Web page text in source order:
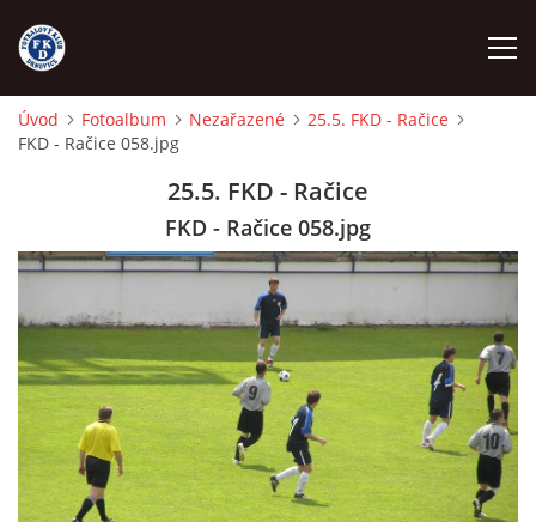
ÚVOD
FKD B
STARŠÍ DOROST
STARŠÍ ŽÁCI
Úvod Fotoalbum Nezařazené
25.5. FKD - Račice
FKD - Račice 058.jpg
25.5. FKD - Račice
FKD - Račice 058.jpg